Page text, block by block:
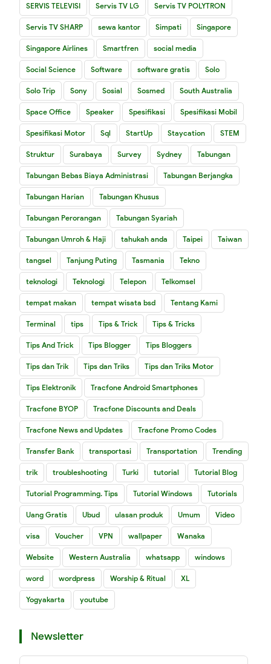
SERVIS TELEVISI Servis TV LG Servis TV POLYTRON
Servis TV SHARP sewa kantor Simpati Singapore
Singapore Airlines Smartfren social media
Social Science Software software gratis Solo
Solo Trip Sony Sosial Sosmed South Australia
Space Office Speaker Spesifikasi Spesifikasi Mobil
Spesifikasi Motor Sql StartUp Staycation STEM
Struktur Surabaya Survey Sydney Tabungan
Tabungan Bebas Biaya Administrasi Tabungan Berjangka
Tabungan Harian Tabungan Khusus
Tabungan Perorangan Tabungan Syariah
Tabungan Umroh & Haji tahukah anda Taipei Taiwan
tangsel Tanjung Puting Tasmania Tekno
teknologi Teknologi Telepon Telkomsel
tempat makan tempat wisata bsd Tentang Kami
Terminal tips Tips & Trick Tips & Tricks
Tips And Trick Tips Blogger Tips Bloggers
Tips dan Trik Tips dan Triks Tips dan Triks Motor
Tips Elektronik Tracfone Android Smartphones
Tracfone BYOP Tracfone Discounts and Deals
Tracfone News and Updates Tracfone Promo Codes
Transfer Bank transportasi Transportation Trending
trik troubleshooting Turki tutorial Tutorial Blog
Tutorial Programming. Tips Tutorial Windows Tutorials
Uang Gratis Ubud ulasan produk Umum Video
visa Voucher VPN wallpaper Wanaka
Website Western Australia whatsapp windows
word wordpress Worship & Ritual XL
Yogyakarta youtube
Newsletter